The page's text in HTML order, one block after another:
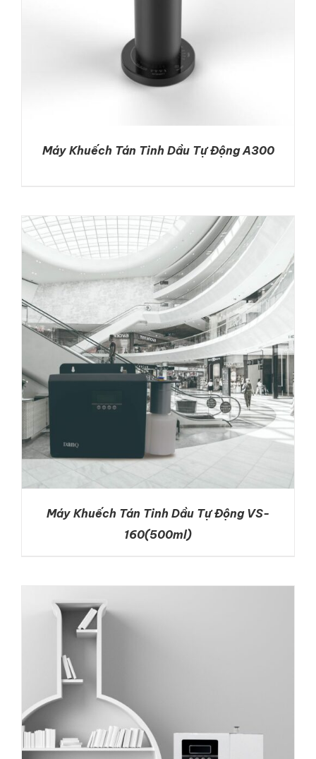
DETAILS
Máy Khuếch Tán Tinh Dầu Tự Động A300
Máy Khuếch Tán Tinh Dầu Tự Động VS-
160(500ml)